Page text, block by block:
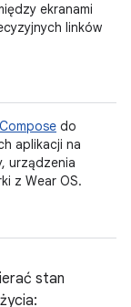
ekranami
linków
do
aplikacji na
urządzenia
z Wear OS.
stan